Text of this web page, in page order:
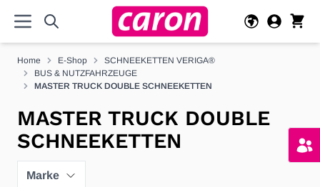
Home E-Shop
SCHNEEKETTEN VERIGA®
BUS & NUTZFAHRZEUGE
MASTER TRUCK DOUBLE SCHNEEKETTEN
MASTER TRUCK DOUBLE
SCHNEEKETTEN
Marke